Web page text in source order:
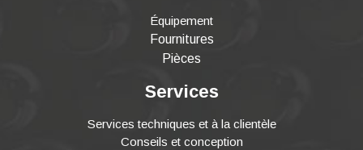
Équipement
Fournitures
Pièces
Services
Services techniques et à la clientèle
Conseils et conception